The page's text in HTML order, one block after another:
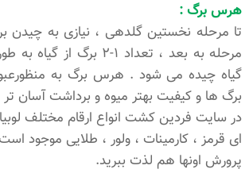
هرس برگ :
تا مرحله نخستین گلدهی ، نیازی به چیدن
مرحله به بعد ، تعداد 1-2
گیاه چیده می شود . هرس برگ به
برگ ها و کیفیت بهتر میوه و برداشت آسان
در سایت فردین کشت انواع ارقام مختلف لوبیا
ای قرمز ، کارمینات ، ولور ، طلایی موجود
پرورش اونها هم لذت ببرید.